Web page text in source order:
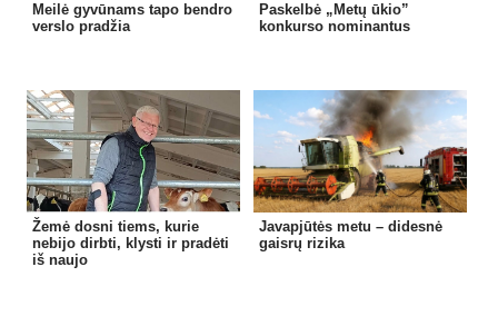
Meilė gyvūnams tapo bendro
verslo pradžia
Paskelbė „Metų ūkio”
konkurso nominantus
Žemė dosni tiems, kurie
nebijo dirbti, klysti ir pradėti
iš naujo
Javapjūtės metu – didesnė
gaisrų rizika